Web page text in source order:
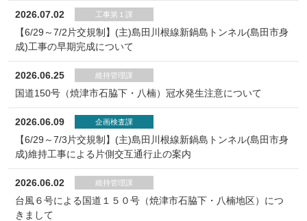
2026.07.02 工事第１課
【6/29～7/2片交規制】(主)島田川根線新鍋島トンネル(島田市身
成)工事の早期完成について
2026.06.25 維持管理課
国道150号（焼津市石脇下・八楠）冠水発生注意について
2026.06.09 企画検査課
【6/29～7/3片交規制】(主)島田川根線新鍋島トンネル(島田市身
成)維持工事による片側交互通行止の案内
2026.06.02 維持管理課
台風６号による国道１５０号（焼津市石脇下・八楠地区）につ
きまして